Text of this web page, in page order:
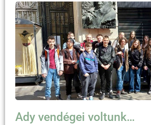
Ady vendégei voltunk…